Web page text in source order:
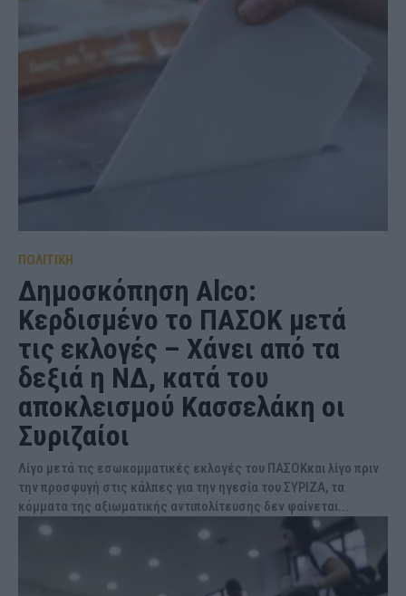
ΠΟΛΙΤΙΚΗ
Δημοσκόπηση Alco:
Κερδισμένο το ΠΑΣΟΚ μετά
τις εκλογές – Χάνει από τα
δεξιά η ΝΔ, κατά του
αποκλεισμού Κασσελάκη οι
Συριζαίοι
Λίγο μετά τις εσωκομματικές εκλογές του ΠΑΣΟΚκαι λίγο πριν
την προσφυγή στις κάλπες για την ηγεσία του ΣΥΡΙΖΑ, τα
κόμματα της αξιωματικής αντιπολίτευσης δεν φαίνεται...